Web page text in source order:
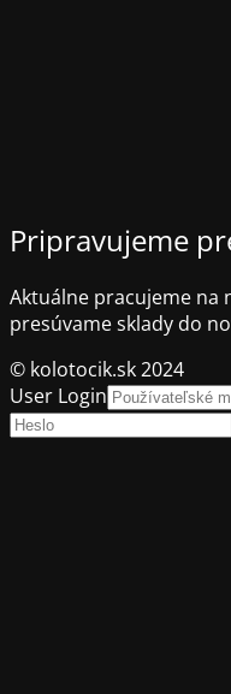
Pripravujeme
Aktuálne pracujeme na
presúvame sklady do
© kolotocik.sk 2024
User Login